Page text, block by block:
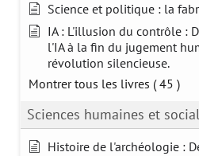
Science et politique : la
IA : L'illusion du contrôle :
l'IA à la fin du jugement
révolution silencieuse.
Montrer tous les livres ( 45 )
Sciences humaines et
Histoire de l'archéologie :